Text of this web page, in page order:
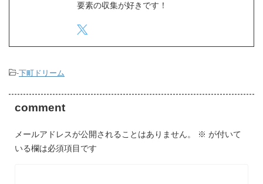
要素の収集が好きです！
-下町ドリーム
comment
メールアドレスが公開されることはありません。 ※ が付いて
いる欄は必須項目です